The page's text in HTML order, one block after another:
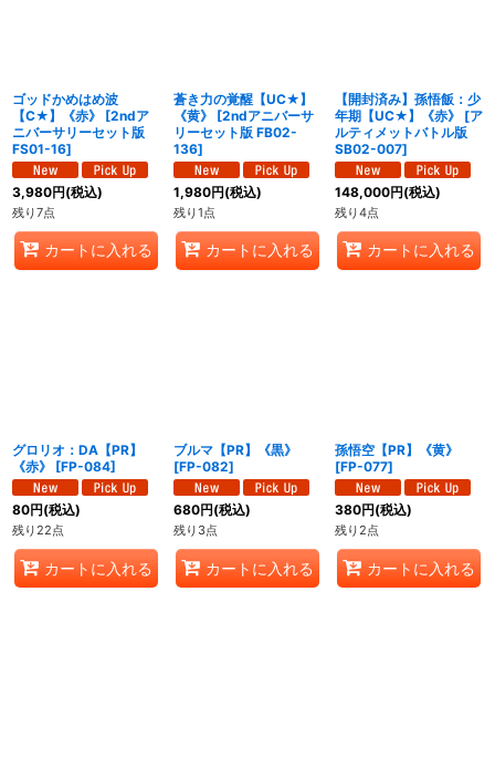
ゴッドかめはめ波
【C★】《赤》
[2ndア
ニバーサリーセット版
FS01-16]
3,980円(税込)
残り7点
カートに入れる
蒼き力の覚醒【UC★】
《黄》
[2ndアニバーサ
リーセット版 FB02-
136]
1,980円(税込)
残り1点
カートに入れる
【開封済み】孫悟飯：少
年期【UC★】《赤》
[ア
ルティメットバトル版
SB02-007]
148,000円(税込)
残り4点
カートに入れる
グロリオ：DA【PR】
《赤》
[FP-084]
80円(税込)
残り22点
カートに入れる
ブルマ【PR】《黒》
[FP-082]
680円(税込)
残り3点
カートに入れる
孫悟空【PR】《黄》
[FP-077]
380円(税込)
残り2点
カートに入れる